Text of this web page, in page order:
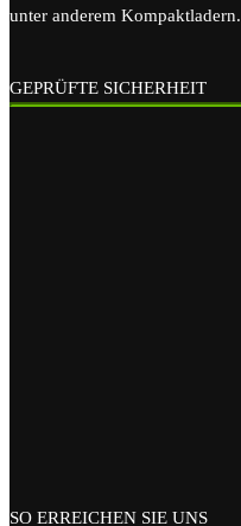
unter anderem Kompaktladern.
GEPRÜFTE SICHERHEIT
SO ERREICHEN SIE UNS